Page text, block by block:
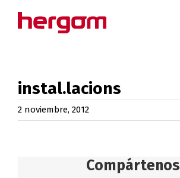
instal.lacions
2 noviembre, 2012
Compártenos